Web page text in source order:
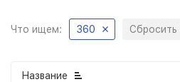
Что ищем: 360 Сбросить
Название